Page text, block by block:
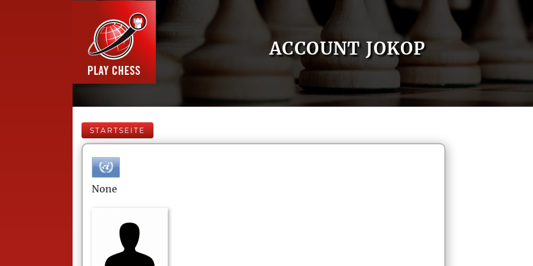
ACCOUNT JOKOP
STARTSEITE
None